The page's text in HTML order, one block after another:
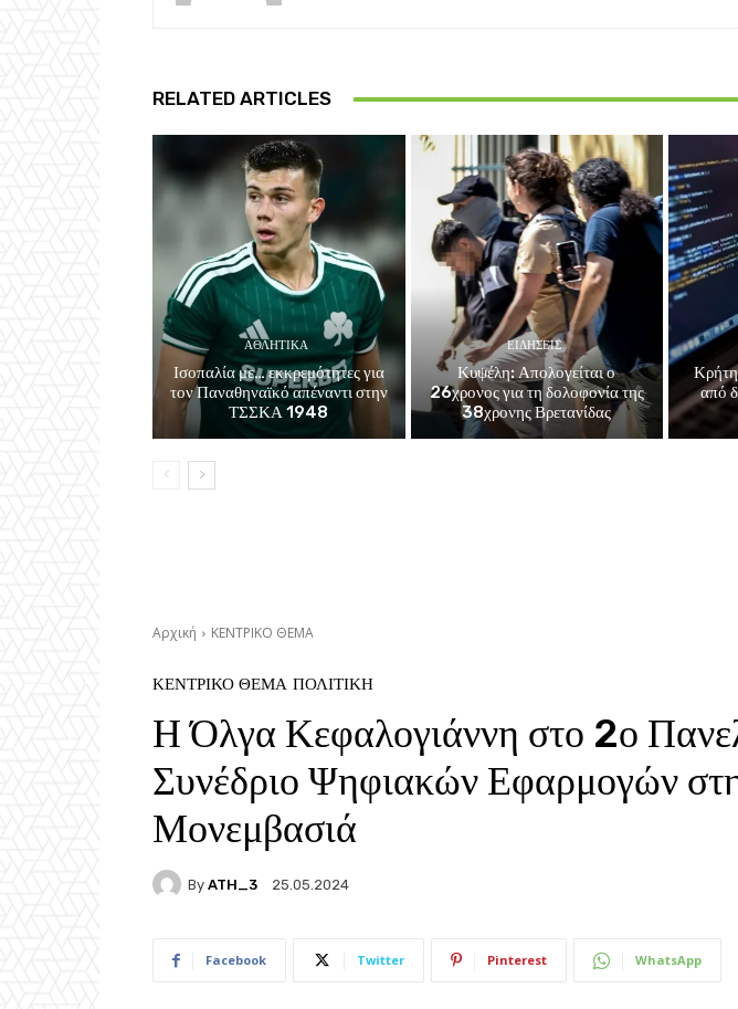
RELATED ARTICLES
ΑΘΛΗΤΙΚΑ
Ισοπαλία με… εκκρεμότητες για
τον Παναθηναϊκό απέναντι στην
ΤΣΣΚΑ 1948
ΕΙΔΗΣΕΙΣ
Κυψέλη: Απολογείται ο
26χρονος για τη δολοφονία της
38χρονης Βρετανίδας
από